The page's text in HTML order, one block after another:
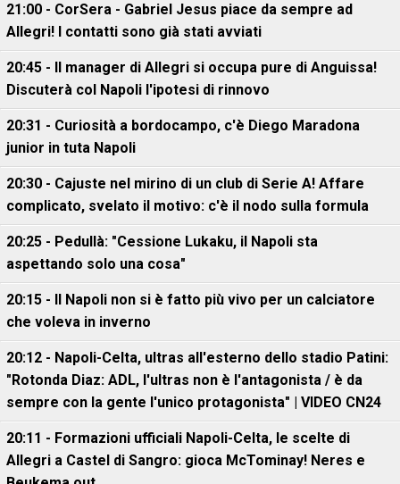
21:00 - CorSera - Gabriel Jesus piace da sempre ad
Allegri! I contatti sono già stati avviati
20:45 - Il manager di Allegri si occupa pure di Anguissa!
Discuterà col Napoli l'ipotesi di rinnovo
20:31 - Curiosità a bordocampo, c'è Diego Maradona
junior in tuta Napoli
20:30 - Cajuste nel mirino di un club di Serie A! Affare
complicato, svelato il motivo: c'è il nodo sulla formula
20:25 - Pedullà: "Cessione Lukaku, il Napoli sta
aspettando solo una cosa"
20:15 - Il Napoli non si è fatto più vivo per un calciatore
che voleva in inverno
20:12 - Napoli-Celta, ultras all'esterno dello stadio Patini:
"Rotonda Diaz: ADL, l'ultras non è l'antagonista / è da
sempre con la gente l'unico protagonista" | VIDEO CN24
20:11 - Formazioni ufficiali Napoli-Celta, le scelte di
Allegri a Castel di Sangro: gioca McTominay! Neres e